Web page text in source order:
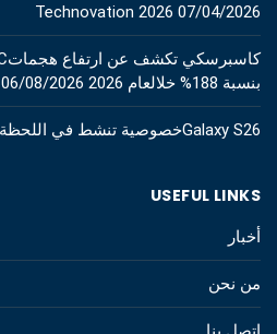
Technovation 2026 07/04/2026
بنسبة 188% خلالعام 2026
06/08/2026
Galaxy S26خصوصية تنشط في اللحظة المناسبة
USEFUL LINKS
أخبار
من نحن